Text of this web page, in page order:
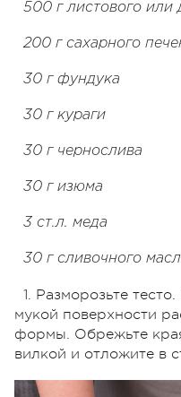
500 г листового или
200 г сахарного
30 г фундука
30 г кураги
30 г чернослива
30 г изюма
3 ст.л. меда
30 г сливочного
1. Разморозьте
мукой поверхности
формы. Обрежьте
вилкой и отложите в